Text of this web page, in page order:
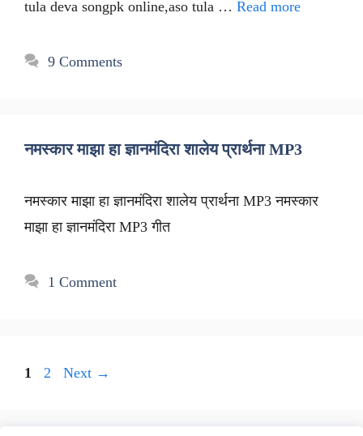
tula deva songpk online,aso tula … Read more
9 Comments
नमस्कार माझा हा ज्ञानमंदिरा शालेय प्रार्थना MP3
नमस्कार माझा हा ज्ञानमंदिरा शालेय प्रार्थना MP3 नमस्कार
माझा हा ज्ञानमंदिरा MP3 गीत
1 Comment
Page
1 Page
2 Next →